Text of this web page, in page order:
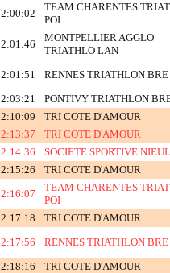
2:00:02
TEAM CHARENTES
POI
2:01:46
MONTPELLIER AGGLO
TRIATHLO LAN
2:01:51 RENNES TRIATHLON BRE
2:03:21
PONTIVY TRIATHLON
2:10:09
TRI COTE D'AMOUR
2:13:37
TRI COTE D'AMOUR
2:14:36
SOCIETE SPORTIVE
2:15:26 TRI COTE D'AMOUR
2:16:07
TEAM CHARENTES
POI
2:17:18 TRI COTE D'AMOUR
2:17:56 RENNES TRIATHLON BRE
2:18:16
TRI COTE D'AMOUR